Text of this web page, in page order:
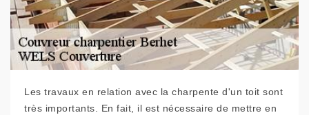
Les travaux en relation avec la charpente d'un toit sont
très importants. En fait, il est nécessaire de mettre en